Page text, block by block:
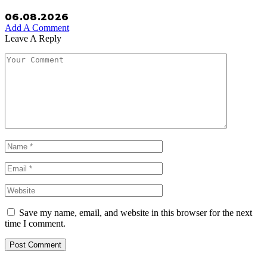
06.08.2026
Add A Comment
Leave A Reply
Save my name, email, and website in this browser for the next
time I comment.